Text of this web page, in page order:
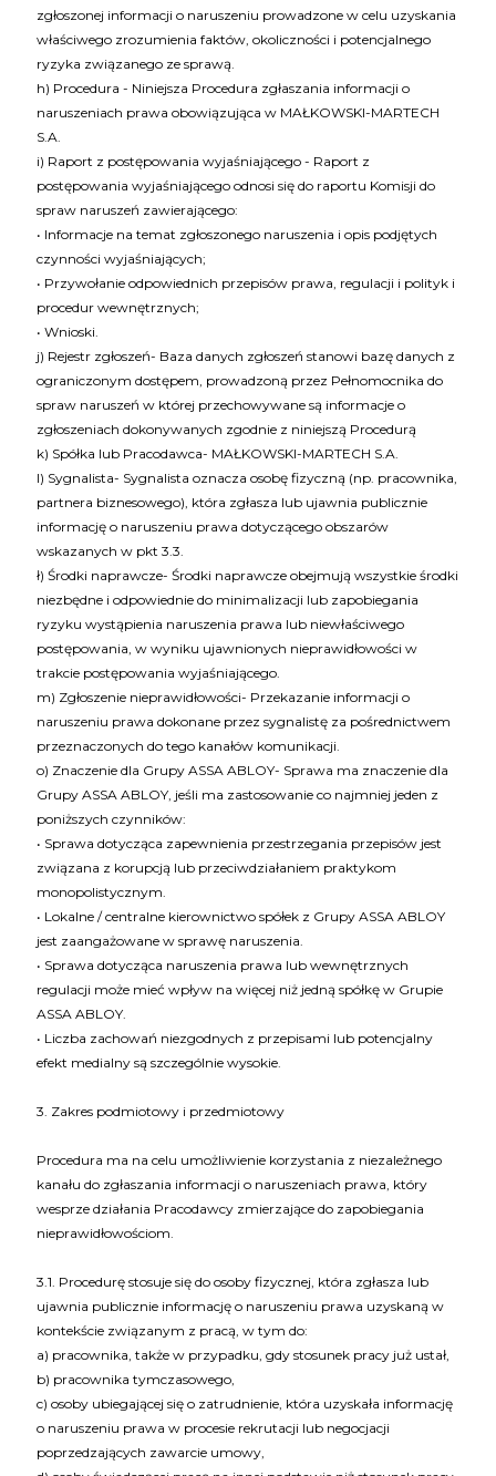
zgłoszonej informacji o naruszeniu prowadzone w celu uzyskania
właściwego zrozumienia faktów, okoliczności i potencjalnego
ryzyka związanego ze sprawą.
h) Procedura - Niniejsza Procedura zgłaszania informacji o
naruszeniach prawa obowiązująca w MAŁKOWSKI-MARTECH
S.A.
i) Raport z postępowania wyjaśniającego - Raport z
postępowania wyjaśniającego odnosi się do raportu Komisji do
spraw naruszeń zawierającego:
• Informacje na temat zgłoszonego naruszenia i opis podjętych
czynności wyjaśniających;
• Przywołanie odpowiednich przepisów prawa, regulacji i polityk i
procedur wewnętrznych;
• Wnioski.
j) Rejestr zgłoszeń- Baza danych zgłoszeń stanowi bazę danych z
ograniczonym dostępem, prowadzoną przez Pełnomocnika do
spraw naruszeń w której przechowywane są informacje o
zgłoszeniach dokonywanych zgodnie z niniejszą Procedurą
k) Spółka lub Pracodawca- MAŁKOWSKI-MARTECH S.A.
l) Sygnalista- Sygnalista oznacza osobę fizyczną (np. pracownika,
partnera biznesowego), która zgłasza lub ujawnia publicznie
informację o naruszeniu prawa dotyczącego obszarów
wskazanych w pkt 3.3.
ł) Środki naprawcze- Środki naprawcze obejmują wszystkie środki
niezbędne i odpowiednie do minimalizacji lub zapobiegania
ryzyku wystąpienia naruszenia prawa lub niewłaściwego
postępowania, w wyniku ujawnionych nieprawidłowości w
trakcie postępowania wyjaśniającego.
m) Zgłoszenie nieprawidłowości- Przekazanie informacji o
naruszeniu prawa dokonane przez sygnalistę za pośrednictwem
przeznaczonych do tego kanałów komunikacji.
o) Znaczenie dla Grupy ASSA ABLOY- Sprawa ma znaczenie dla
Grupy ASSA ABLOY, jeśli ma zastosowanie co najmniej jeden z
poniższych czynników:
• Sprawa dotycząca zapewnienia przestrzegania przepisów jest
związana z korupcją lub przeciwdziałaniem praktykom
monopolistycznym.
• Lokalne / centralne kierownictwo spółek z Grupy ASSA ABLOY
jest zaangażowane w sprawę naruszenia.
• Sprawa dotycząca naruszenia prawa lub wewnętrznych
regulacji może mieć wpływ na więcej niż jedną spółkę w Grupie
ASSA ABLOY.
• Liczba zachowań niezgodnych z przepisami lub potencjalny
efekt medialny są szczególnie wysokie.
3. Zakres podmiotowy i przedmiotowy
Procedura ma na celu umożliwienie korzystania z niezależnego
kanału do zgłaszania informacji o naruszeniach prawa, który
wesprze działania Pracodawcy zmierzające do zapobiegania
nieprawidłowościom.
3.1. Procedurę stosuje się do osoby fizycznej, która zgłasza lub
ujawnia publicznie informację o naruszeniu prawa uzyskaną w
kontekście związanym z pracą, w tym do:
a) pracownika, także w przypadku, gdy stosunek pracy już ustał,
b) pracownika tymczasowego,
c) osoby ubiegającej się o zatrudnienie, która uzyskała informację
o naruszeniu prawa w procesie rekrutacji lub negocjacji
poprzedzających zawarcie umowy,